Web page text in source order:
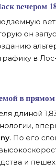
вечером
он
в
в
длиной
. По его
и